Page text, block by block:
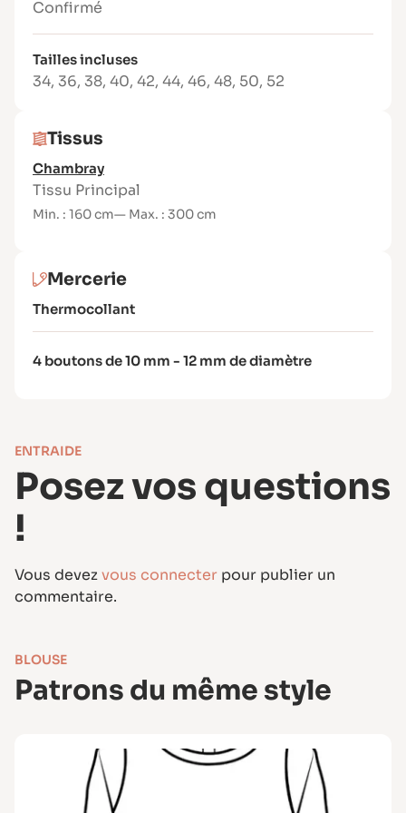
tencel, soie…
Confirmé
Tailles incluses
34, 36, 38, 40, 42, 44, 46, 48, 50, 52
Tissus
Chambray
Tissu Principal
Min. : 160 cm— Max. : 300 cm
Mercerie
Thermocollant
4 boutons de 10 mm - 12 mm de diamètre
ENTRAIDE
Posez vos questions
!
Vous devezvous connecter pour publier un
commentaire.
BLOUSE
Patrons du même style